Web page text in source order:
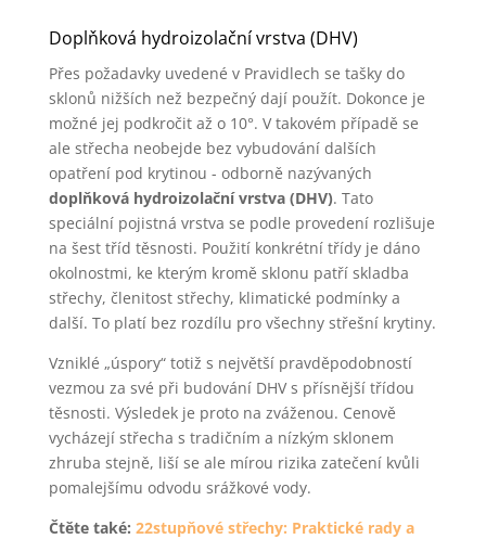
Doplňková hydroizolační vrstva (DHV)
Přes požadavky uvedené v Pravidlech se tašky do
sklonů nižších než bezpečný dají použít. Dokonce je
možné jej podkročit až o 10°. V takovém případě se
ale střecha neobejde bez vybudování dalších
opatření pod krytinou - odborně nazývaných
doplňková hydroizolační vrstva (DHV). Tato
speciální pojistná vrstva se podle provedení rozlišuje
na šest tříd těsnosti. Použití konkrétní třídy je dáno
okolnostmi, ke kterým kromě sklonu patří skladba
střechy, členitost střechy, klimatické podmínky a
další. To platí bez rozdílu pro všechny střešní krytiny.
Vzniklé „úspory“ totiž s největší pravděpodobností
vezmou za své při budování DHV s přísnější třídou
těsnosti. Výsledek je proto na zváženou. Cenově
vycházejí střecha s tradičním a nízkým sklonem
zhruba stejně, liší se ale mírou rizika zatečení kvůli
pomalejšímu odvodu srážkové vody.
Čtěte také: 22stupňové střechy: Praktické rady a